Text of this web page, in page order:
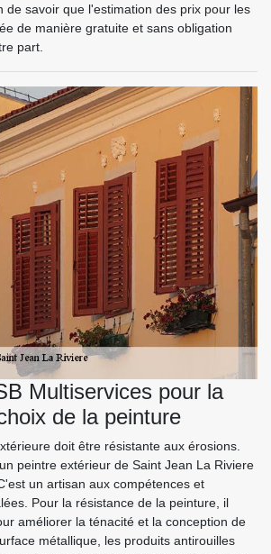
de savoir que l'estimation des prix pour les
de manière gratuite et sans obligation
part.
Multiservices pour la
de la peinture
doit être résistante aux érosions.
peintre extérieur de Saint Jean La Riviere
un artisan aux compétences et
Pour la résistance de la peinture, il
améliorer la ténacité et la conception de
métallique, les produits antirouilles